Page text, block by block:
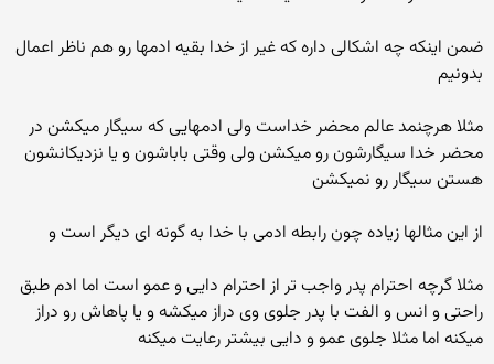
ضمن اینکه چه اشکالی داره که غیر از خدا بقیه ادمها رو هم ناظر اعمال
بدونیم
مثلا هرچنمد عالم محضر خداست ولی ادمهایی که سیگار میکشن در
محضر خدا سیگارشون رو میکشن ولی وقتی باباشون و یا نزدیکانشون
هستن سیگار رو نمیکشن
از این مثالها زیاده چون رابطه ادمی با خدا به گونه ای دیگر است و
مثلا گرچه احترام پدر واجب تر از احترام دایی و عمو است اما ادم طبق
راحتی و انس و الفت با پدر جلوی وی دراز میکشه و یا پاهاش رو دراز
میکنه اما مثلا جلوی عمو و دایی بیشتر رعایت میکنه